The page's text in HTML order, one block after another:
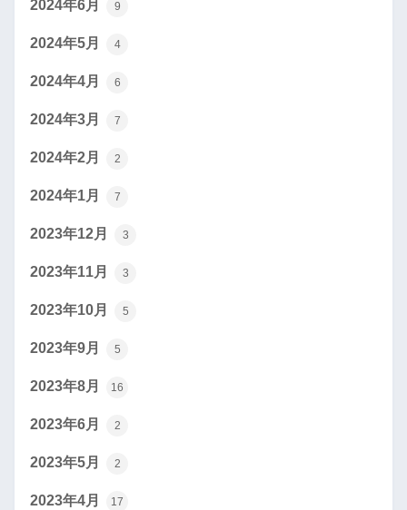
2024年6月 9
2024年5月 4
2024年4月 6
2024年3月 7
2024年2月 2
2024年1月 7
2023年12月 3
2023年11月 3
2023年10月 5
2023年9月 5
2023年8月 16
2023年6月 2
2023年5月 2
2023年4月 17